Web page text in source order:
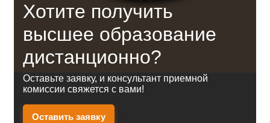
Хотите получить
высшее образование
дистанционно?
Оставьте заявку, и консультант приемной
комиссии свяжется с вами!
Оставить заявку